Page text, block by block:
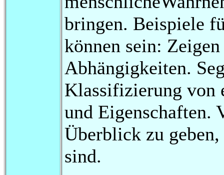
bringen. Beispiele
können sein:
Abhängigkeiten.
Klassifizierung von
und Eigenschaften.
Überblick zu
sind.